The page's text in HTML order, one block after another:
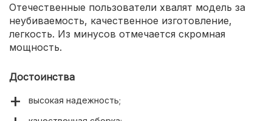
Отечественные пользователи хвалят модель за
неубиваемость, качественное изготовление,
легкость. Из минусов отмечается скромная
мощность.
Достоинства
высокая надежность;